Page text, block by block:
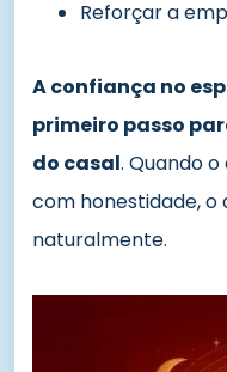
Reforçar a
A confiança no
primeiro passo
do casal. Quando
com honestidade,
naturalmente.